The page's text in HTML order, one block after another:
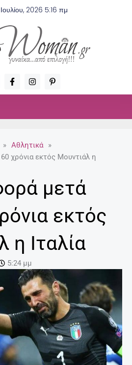
2026 5:16 πμ
F
a
c
f
I
n
s
P
i
n
p
» Αθλητικά
»
χρόνια εκτός Μουντιάλ η
μετά
εκτός
η Ιταλία
5:24 μμ